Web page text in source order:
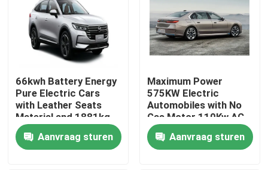
Thuis
Producten
66kwh Battery Energy
Pure Electric Cars
with Leather Seats
Material and 1881kg
Kerb Weight
Aanvraag sturen
Maximum Power
575KW Electric
Automobiles with No
Gas Motor 110Kw AC
Synchrounous Electric
MotorAanvraag sturen